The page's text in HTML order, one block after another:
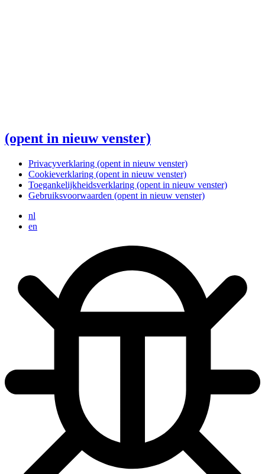
(opent in nieuw venster)
Privacyverklaring (opent in nieuw venster)
Cookieverklaring (opent in nieuw venster)
Toegankelijkheidsverklaring (opent in nieuw venster)
Gebruiksvoorwaarden (opent in nieuw venster)
nl
en